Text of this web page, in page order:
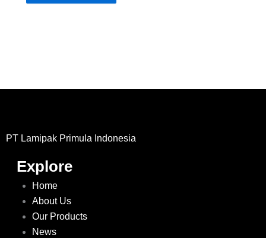
PT Lamipak Primula Indonesia
Explore
Home
About Us
Our Products
News